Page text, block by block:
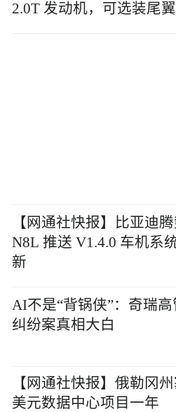
2.0T 发动机，可选装尾翼
【网通社快报】比亚迪
N8L 推送 V1.4.0 车机系
新
AI不是“背锅侠”：奇瑞高
纠纷案真相大白
【网通社快报】俄勒冈
美元数据中心项目一年